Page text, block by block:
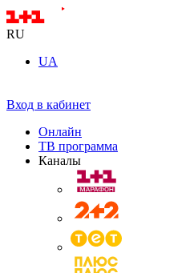
RU
UA
Вход в кабинет
Онлайн
ТВ программа
Каналы